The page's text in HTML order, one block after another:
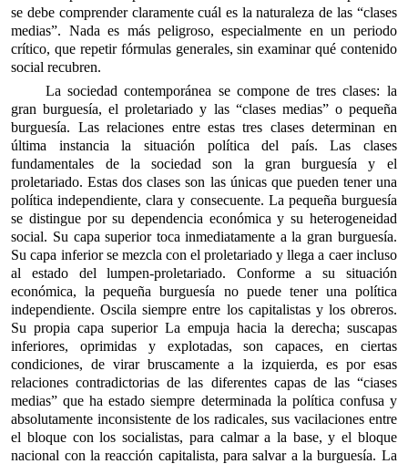
se debe comprender claramente cuál es la naturaleza de las “clases
medias”. Nada es más peligroso, especialmente en un periodo
crítico, que repetir fórmulas generales, sin examinar qué contenido
social recubren.
La sociedad contemporánea se compone de tres clases: la
gran burguesía, el proletariado y las “clases medias” o pequeña
burguesía. Las relaciones entre estas tres clases determinan en
última instancia la situación política del país. Las clases
fundamentales de la sociedad son la gran burguesía y el
proletariado. Estas dos clases son las únicas que pueden tener una
política independiente, clara y consecuente. La pequeña burguesía
se distingue por su dependencia económica y su heterogeneidad
social. Su capa superior toca inmediatamente a la gran burguesía.
Su capa inferior se mezcla con el proletariado y llega a caer incluso
al estado del lumpen-proletariado. Conforme a su situación
económica, la pequeña burguesía no puede tener una política
independiente. Oscila siempre entre los capitalistas y los obreros.
Su propia capa superior La empuja hacia la derecha; suscapas
inferiores, oprimidas y explotadas, son capaces, en ciertas
condiciones, de virar bruscamente a la izquierda, es por esas
relaciones contradictorias de las diferentes capas de las “ciases
medias” que ha estado siempre determinada la política confusa y
absolutamente inconsistente de los radicales, sus vacilaciones entre
el bloque con los socialistas, para calmar a la base, y el bloque
nacional con la reacción capitalista, para salvar a la burguesía. La